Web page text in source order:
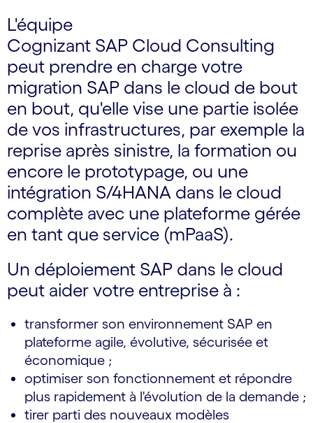
L'équipe
Cognizant SAP Cloud Consulting
peut prendre en charge votre
migration SAP dans le cloud de bout
en bout, qu'elle vise une partie isolée
de vos infrastructures, par exemple la
reprise après sinistre, la formation ou
encore le prototypage, ou une
intégration S/4HANA dans le cloud
complète avec une plateforme gérée
en tant que service (mPaaS).
Un déploiement SAP dans le cloud
peut aider votre entreprise à :
transformer son environnement SAP en
plateforme agile, évolutive, sécurisée et
économique ;
optimiser son fonctionnement et répondre
plus rapidement à l'évolution de la demande ;
tirer parti des nouveaux modèles